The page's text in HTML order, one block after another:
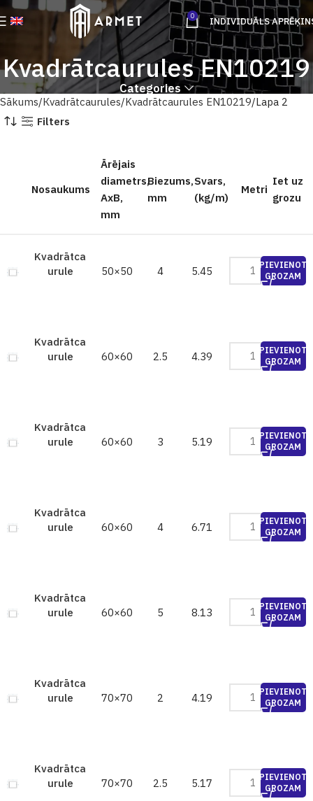
0 INDIVIDUĀLS
Kvadrātcaurules EN10219
Categories
Sākums Кvadrātcaurules Kvadrātcaurules EN10219 Lapa 2
Filters
Nosaukums
Ārējais
diametrs,
AxB,
mm
Biezums,
mm
Svars,
(kg/m)
Metri
Iet uz
grozu
Kvadrātca
urule
50×50 4 5.45
PIEVIENOT
GROZAM
Kvadrātca
urule
60×60 2.5 4.39
PIEVIENOT
GROZAM
Kvadrātca
urule
60×60 3 5.19
PIEVIENOT
GROZAM
Kvadrātca
urule
60×60 4 6.71
PIEVIENOT
GROZAM
Kvadrātca
urule
60×60 5 8.13
PIEVIENOT
GROZAM
Kvadrātca
urule
70×70 2 4.19
PIEVIENOT
GROZAM
Kvadrātca
urule
70×70 2.5 5.17
PIEVIENOT
GROZAM